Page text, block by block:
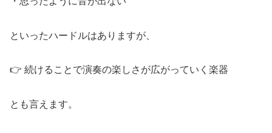
といったハードルはありますが、
👉 続けることで演奏の楽しさが広がっていく楽器
とも言えます。